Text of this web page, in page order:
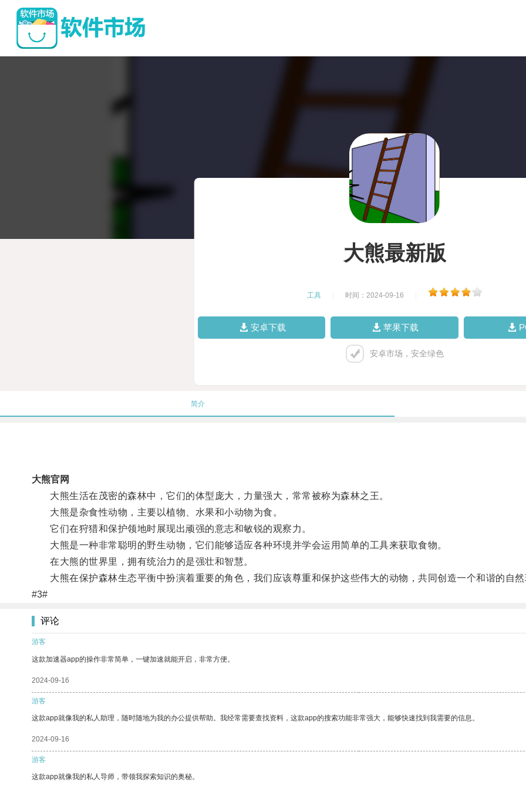
大熊最新版
工具 时间：2024-09-16
安卓下载 苹果下载
安卓市场，安全绿色
简介
大熊官网
大熊生活在茂密的森林中，它们的体型庞大，力量强大，常常被称为森林之王。
大熊是杂食性动物，主要以植物、水果和小动物为食。
它们在狩猎和保护领地时展现出顽强的意志和敏锐的观察力。
大熊是一种非常聪明的野生动物，它们能够适应各种环境并学会运用简单的工具来获取食物。
在大熊的世界里，拥有统治力的是强壮和智慧。
大熊在保护森林生态平衡中扮演着重要的角色，我们应该尊重和保护这些伟大的动物，共同创造一个和谐的自然
#3#
评论
游客
这款加速器app的操作非常简单，一键加速就能开启，非常方便。
2024-09-16
游客
这款app就像我的私人助理，随时随地为我的办公提供帮助。我经常需要查找资料，这款app的搜索功能非常强大，能够快速找到我需要的信息。
2024-09-16
游客
这款app就像我的私人导师，带领我探索知识的奥秘。